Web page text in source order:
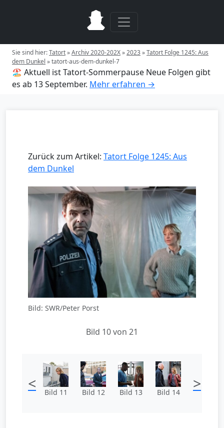
Sie sind hier:Tatort»Archiv 2020-202X»2023»Tatort Folge 1245: Aus
dem Dunkel »tatort-aus-dem-dunkel-7
🏖️ Aktuell ist Tatort-Sommerpause Neue Folgen gibt
es ab 13 September. Mehr erfahren →
Zurück zum Artikel: Tatort Folge 1245: Aus
dem Dunkel
Bild: SWR/Peter Porst
Bild 10 von 21
< Bild 11 Bild 12 Bild 13 Bild 14 >